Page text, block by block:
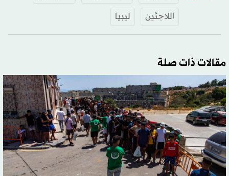
اللاجئين
ليبيا
مقالات ذات صلة